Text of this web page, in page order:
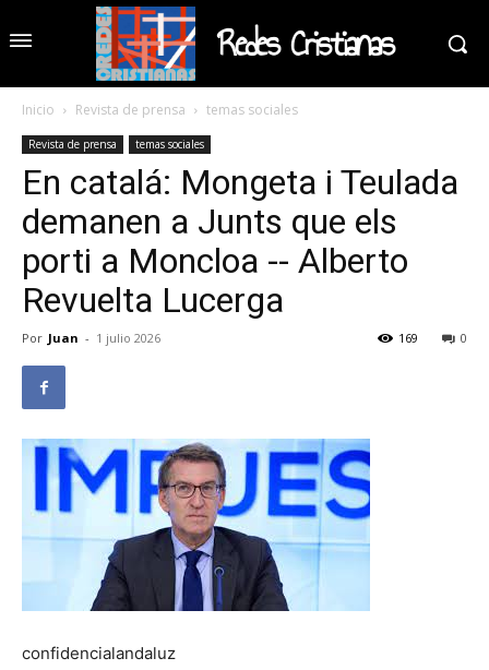
Redes Cristianas
Inicio Revista de prensa temas sociales
Revista de prensa temas sociales
En catalá: Mongeta i Teulada
demanen a Junts que els
porti a Moncloa -- Alberto
Revuelta Lucerga
Por Juan - 1 julio 2026 0
169
confidencialandaluz